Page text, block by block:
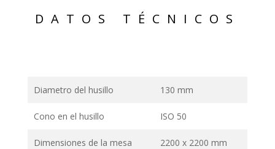
DATOS TÉCNICOS
Diametro del husillo 130 mm
Cono en el husillo ISO 50
Dimensiones de la mesa 2200 x 2200 mm